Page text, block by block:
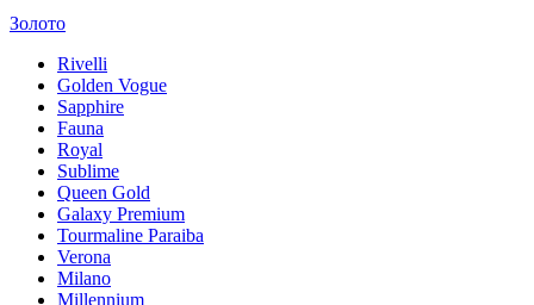
Золото
Rivelli
Golden Vogue
Sapphire
Fauna
Royal
Sublime
Queen Gold
Galaxy Premium
Tourmaline Paraiba
Verona
Milano
Millennium